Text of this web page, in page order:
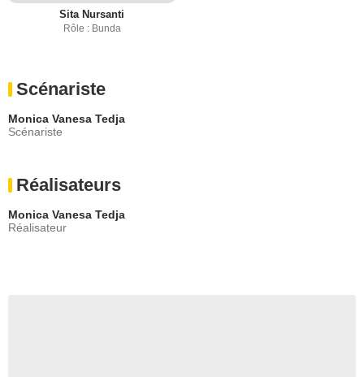
Sita Nursanti
Rôle : Bunda
Scénariste
Monica Vanesa Tedja
Scénariste
Réalisateurs
Monica Vanesa Tedja
Réalisateur